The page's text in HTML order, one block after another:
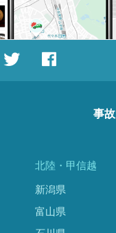
事故
北陸・甲信越
新潟県
富山県